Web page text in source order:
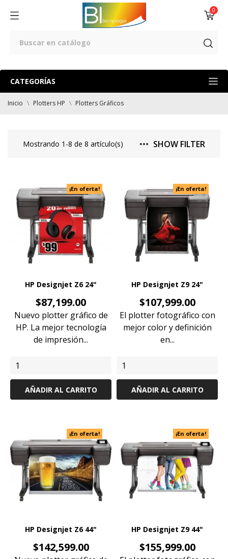
0
CATEGORÍAS
Inicio Plotters HP Plotters Gráficos
SHOW FILTER
Mostrando 1-8 de 8 artículo(s)
HP Designjet Z6 24"
Precio
$87,199.00
Nuevo plotter gráfico de
HP. La mejor tecnología
de impresión...
AÑADIR AL CARRITO
¡En oferta!
HP Designjet Z9 24"
Precio
$107,999.00
El plotter fotográfico con
mejor color y definición
en...
AÑADIR AL CARRITO
¡En oferta!
HP Designjet Z6 44"
Precio
$142,599.00
¡En oferta!
HP Designjet Z9 44"
Precio
$155,999.00
¡En oferta!